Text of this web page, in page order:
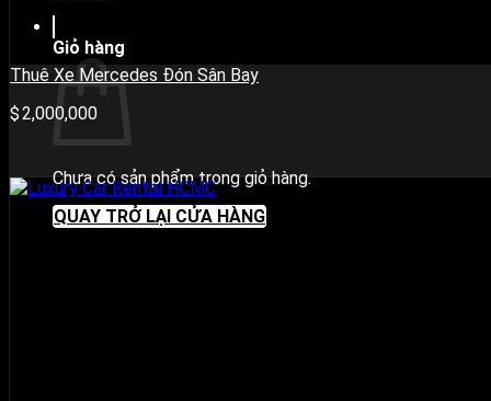
Giỏ hàng
Chưa có sản phẩm trong giỏ hàng.
QUAY TRỞ LẠI CỬA HÀNG
Thuê Xe Mercedes Đón Sân Bay
2,000,000